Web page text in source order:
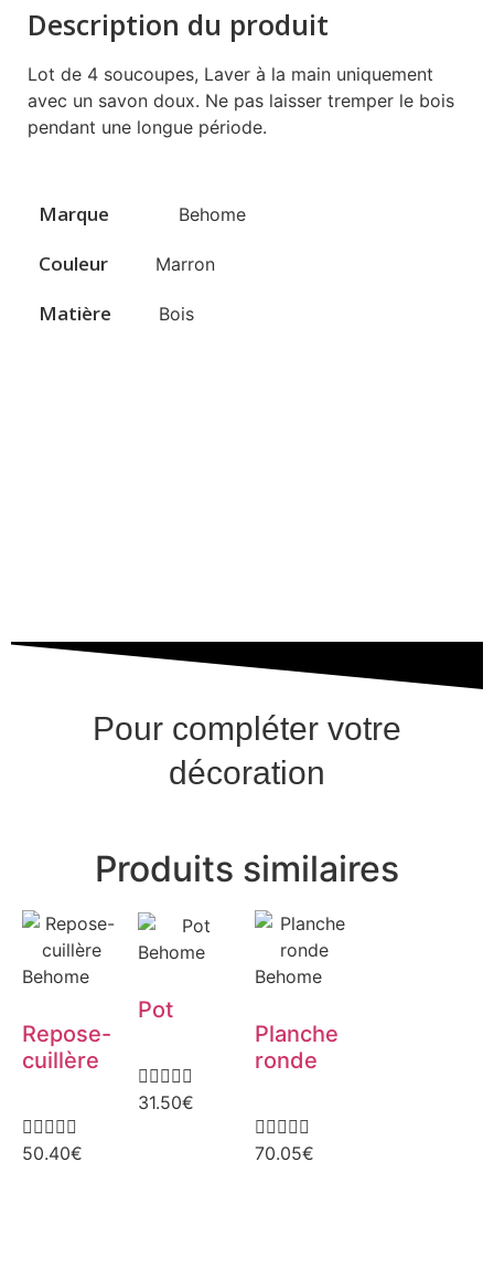
Description du produit
Lot de 4 soucoupes, Laver à la main uniquement
avec un savon doux. Ne pas laisser tremper le bois
pendant une longue période.
Marque Behome
Couleur Marron
Matière Bois
Pour compléter votre
décoration
Produits similaires
Behome
Repose-
cuillère

50.40€
Behome
Pot

31.50€
Behome
Planche
ronde

70.05€